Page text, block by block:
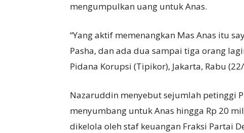
mengumpulkan uang untuk Anas.
“Yang aktif memenangkan Mas Anas itu
Pasha, dan ada dua sampai tiga orang
Pidana Korupsi (Tipikor), Jakarta, Rabu
Nazaruddin menyebut sejumlah petinggi
menyumbang untuk Anas hingga Rp 20
dikelola oleh staf keuangan Fraksi Partai